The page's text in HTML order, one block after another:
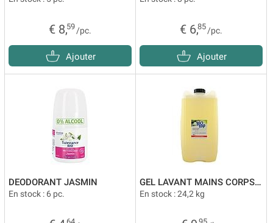
€ 8,59 /pc.
Ajouter
€ 6,85 /pc.
Ajouter
DEODORANT JASMIN
En stock : 6 pc.
GEL LAVANT MAINS CORPS CITRON PATCHOULI VRAC
En stock : 24,2 kg